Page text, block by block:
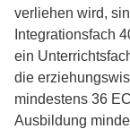
verliehen wird,
Integrationsfach
ein
die
mindestens 36
Ausbildung